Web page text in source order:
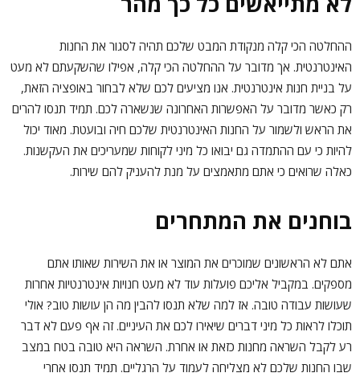
ההחלטה הכי קלה מנקודת המבט שלכם תהיה לסגור את החנות
האינטרנטית. אך מדובר על ההחלטה הכי קלה, אפילו שהשקעתם לא מעט
על בניית חנות אינטרנטית. אנו מציעים לכם שלא לבחור באופציה הזאת,
רק כאשר מדובר על האפשרות האחרונה שנשארה לכם. תמיד תנסו להרים
את הראש ולשמור על החנות האינטרנטית שלכם חיה ובועטת. מאוד יכול
להיות כי עם ההתמדה גם יבואו כל מיני לקוחות שמעריכים את העקשנות.
כאלה שרואים כי אתם מתאמצים על מנת להעניק להם שירות.
בוחנים את המתחרים
אתם לא הראשונים שמוכרים את המוצר או את השירות שאותו אתם
מספקים. במקביל אליכם פועלות עוד לא מעט חנויות אינטרנטיות אחרות
שעושות עבודה טובה. אז למה שלא תנסו להבין מה הן עושות טוב? אולי
תוכלו לראות כל מיני דברים שיאירו לכם את העיניים. זה אף פעם לא דבר
רע לקבל השראה מחנות כזאת או אחרת. השראה היא טובה בטח במצב
שבו החנות שלכם לא מצליחה לעמוד על הרגליים. תמיד תנסו אחרי